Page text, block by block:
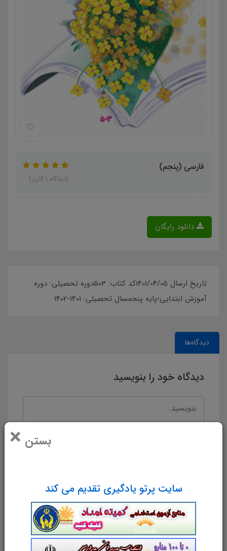
بستن ×
سایت پرتو یادگیری تقدیم می کند
فارسی (پنجم)
(دیدگاه 1 کاربر)
دانلود رایگان
تاریخ ارسال 1401/04/05کد کتاب: 503دوره تحصیلی: دوره
آموزش ابتدایی›پایه پنجمسال تحصیلی: 1401-1402
دیدگاه‌ها
دیدگاه خود را بنویسید
نام و نام خانوادگی